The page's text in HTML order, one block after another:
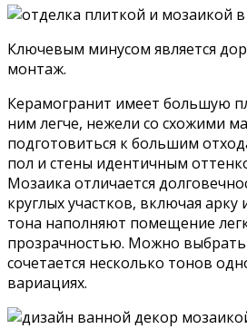
Ключевым минусом является
монтаж.
Керамогранит имеет большую
ним легче, нежели со схожими
подготовиться к большим
пол и стены идентичным
Мозаика отличается
круглых участков, включая арку
тона наполняют помещение
прозрачностью. Можно выбрать
сочетается несколько тонов
вариациях.